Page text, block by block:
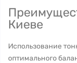
Киеве
Использование
оптимального